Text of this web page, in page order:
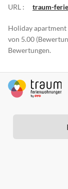
URL :
traum-
Holiday
von 5.00
Bewertungen.